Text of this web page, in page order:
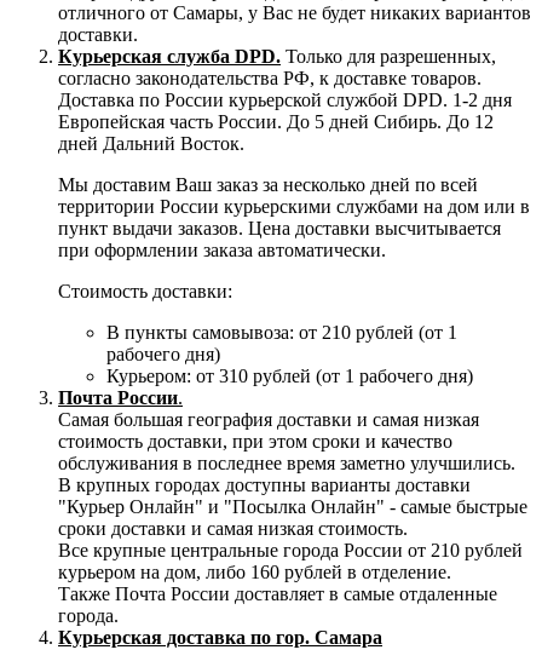
отличного от Самары, у Вас не будет никаких вариантов
доставки.
Курьерская служба DPD. Только для разрешенных,
согласно законодательства РФ, к доставке товаров.
Доставка по России курьерской службой DPD. 1-2 дня
Европейская часть России. До 5 дней Сибирь. До 12
дней Дальний Восток.
Мы доставим Ваш заказ за несколько дней по всей
территории России курьерскими службами на дом или в
пункт выдачи заказов. Цена доставки высчитывается
при оформлении заказа автоматически.
Стоимость доставки:
В пункты самовывоза: от 210 рублей (от 1
рабочего дня)
Курьером: от 310 рублей (от 1 рабочего дня)
Почта России.
Самая большая география доставки и самая низкая
стоимость доставки, при этом сроки и качество
обслуживания в последнее время заметно улучшились.
В крупных городах доступны варианты доставки
"Курьер Онлайн" и "Посылка Онлайн" - самые быстрые
сроки доставки и самая низкая стоимость.
Все крупные центральные города России от 210 рублей
курьером на дом, либо 160 рублей в отделение.
Также Почта России доставляет в самые отдаленные
города.
Курьерская доставка по гор. Самара